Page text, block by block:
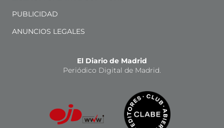
PUBLICIDAD
ANUNCIOS LEGALES
El Diario de Madrid
Periódico Digital de Madrid.